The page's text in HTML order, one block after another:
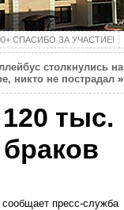
СПАСИБО ЗА УЧАСТИЕ!
столкнулись на
никто не пострадал»
тыс.
пресс-служба